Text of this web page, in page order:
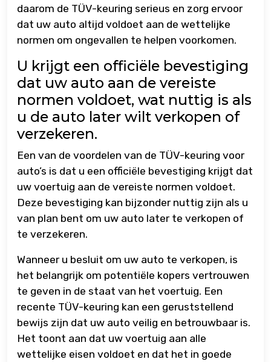
daarom de TÜV-keuring serieus en zorg ervoor
dat uw auto altijd voldoet aan de wettelijke
normen om ongevallen te helpen voorkomen.
U krijgt een officiële bevestiging
dat uw auto aan de vereiste
normen voldoet, wat nuttig is als
u de auto later wilt verkopen of
verzekeren.
Een van de voordelen van de TÜV-keuring voor
auto’s is dat u een officiële bevestiging krijgt dat
uw voertuig aan de vereiste normen voldoet.
Deze bevestiging kan bijzonder nuttig zijn als u
van plan bent om uw auto later te verkopen of
te verzekeren.
Wanneer u besluit om uw auto te verkopen, is
het belangrijk om potentiële kopers vertrouwen
te geven in de staat van het voertuig. Een
recente TÜV-keuring kan een geruststellend
bewijs zijn dat uw auto veilig en betrouwbaar is.
Het toont aan dat uw voertuig aan alle
wettelijke eisen voldoet en dat het in goede